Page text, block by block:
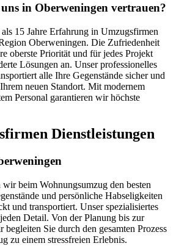
in Oberweningen vertrauen?
15 Jahre Erfahrung in Umzugsfirmen
Oberweningen. Die Zufriedenheit
oberste Priorität und für jedes Projekt
Lösungen an. Unser professionelles
alle Ihre Gegenstände sicher und
neuen Standort. Mit modernem
Personal garantieren wir höchste
Dienstleistungen
beim Wohnungsumzug den besten
und persönliche Habseligkeiten
und transportiert. Unser spezialisiertes
Detail. Von der Planung bis zur
Sie durch den gesamten Prozess
zu einem stressfreien Erlebnis.